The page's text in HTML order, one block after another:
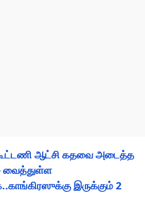
ஆட்சி கதவை அடைத்த
வைத்துள்ள
இருக்கும் 2